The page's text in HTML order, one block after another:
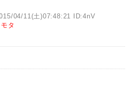
04/11(土)07:48:21 ID:4nV
タ